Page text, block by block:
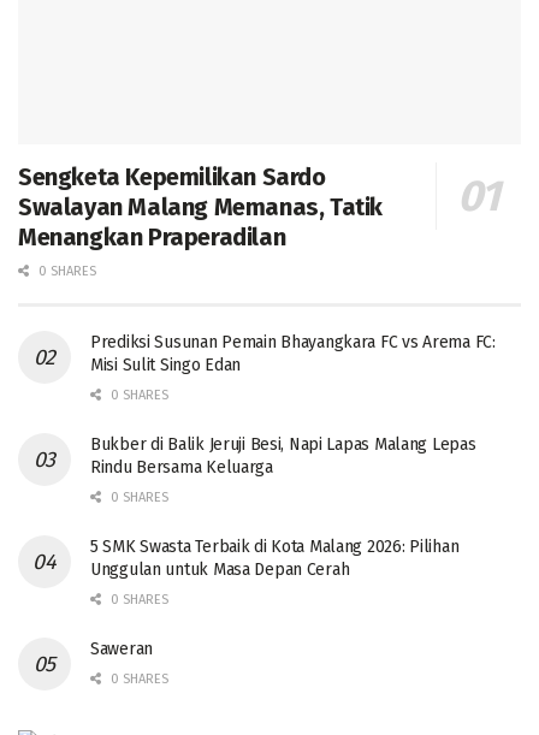
Sengketa Kepemilikan Sardo
Swalayan Malang Memanas, Tatik
Menangkan Praperadilan
0 SHARES
Prediksi Susunan Pemain Bhayangkara FC vs Arema FC:
Misi Sulit Singo Edan
0 SHARES
Bukber di Balik Jeruji Besi, Napi Lapas Malang Lepas
Rindu Bersama Keluarga
0 SHARES
5 SMK Swasta Terbaik di Kota Malang 2026: Pilihan
Unggulan untuk Masa Depan Cerah
0 SHARES
Saweran
0 SHARES